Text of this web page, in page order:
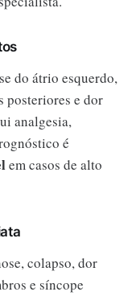
do átrio esquerdo,
posteriores e dor
analgesia,
é
em casos de alto
colapso, dor
e síncope